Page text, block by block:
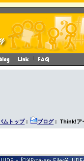
ムトップ: ブログ: Think!ア